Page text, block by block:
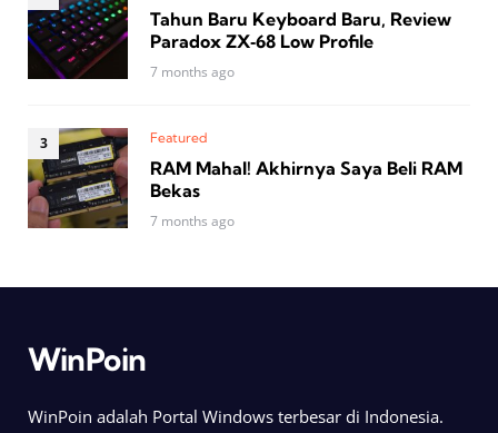
Tahun Baru Keyboard Baru, Review
Paradox ZX‑68 Low Profile
7 months ago
Featured
RAM Mahal! Akhirnya Saya Beli RAM
Bekas
7 months ago
WinPoin
WinPoin adalah Portal Windows terbesar di Indonesia.